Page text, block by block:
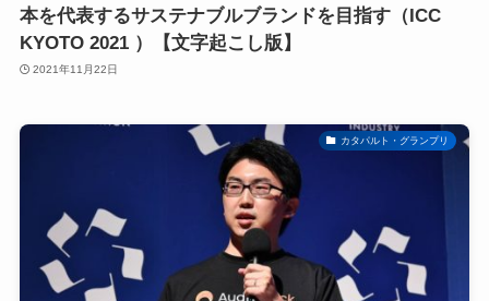
本を代表するサステナブルブランドを目指す（ICC
KYOTO 2021 ）【文字起こし版】
2021年11月22日
カタパルト・グランプリ